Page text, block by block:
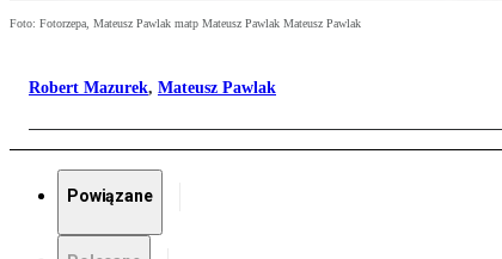
Foto: Fotorzepa, Mateusz Pawlak matp Mateusz Pawlak Mateusz Pawlak
Robert Mazurek, Mateusz Pawlak
Powiązane